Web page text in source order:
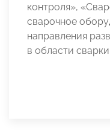
контроля»,
сварочное
направления
в области